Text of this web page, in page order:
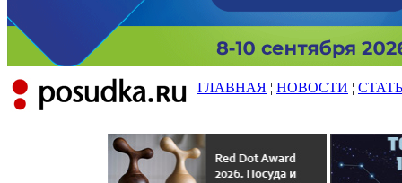
ГЛАВНАЯ ¦ НОВОСТИ ¦